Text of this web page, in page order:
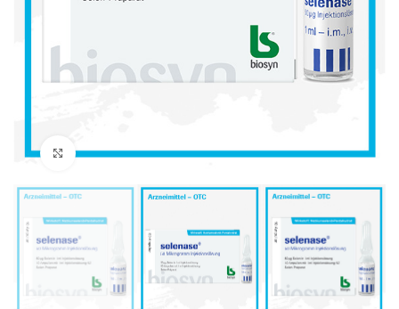
Klick zum Vergrößern